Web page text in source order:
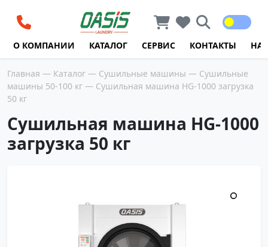
О КОМПАНИИ КАТАЛОГ СЕРВИС КОНТАКТЫ
Главная — Каталог — Сушильные машины — Сушильные
машины 50-100 кг — Сушильная машина HG-1000 загрузка
50 кг
Сушильная машина HG-1000
загрузка 50 кг